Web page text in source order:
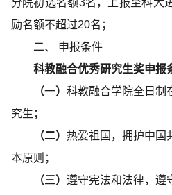
励名额不超过20名；
二、
申报条件
科教融合优秀研究生奖申报
（一） 科教融合学院全日制
究生；
（二） 热爱祖国，拥护中国
本原则；
（三） 遵守宪法和法律，遵